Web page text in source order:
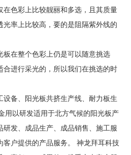
在色彩上比较靓丽和多选，且其质量
率上比较高，要的是阻隔紫外线的
板在整个色彩上仍是可以随意挑选
合进行采光的，所以我们在挑选的时
设备、阳光板共挤生产线、耐力板生
用以研发适用于北方气候的阳光板产
发、成品生产、成品销售、施工服
客户提供的产品服务。 神龙拜耳科技